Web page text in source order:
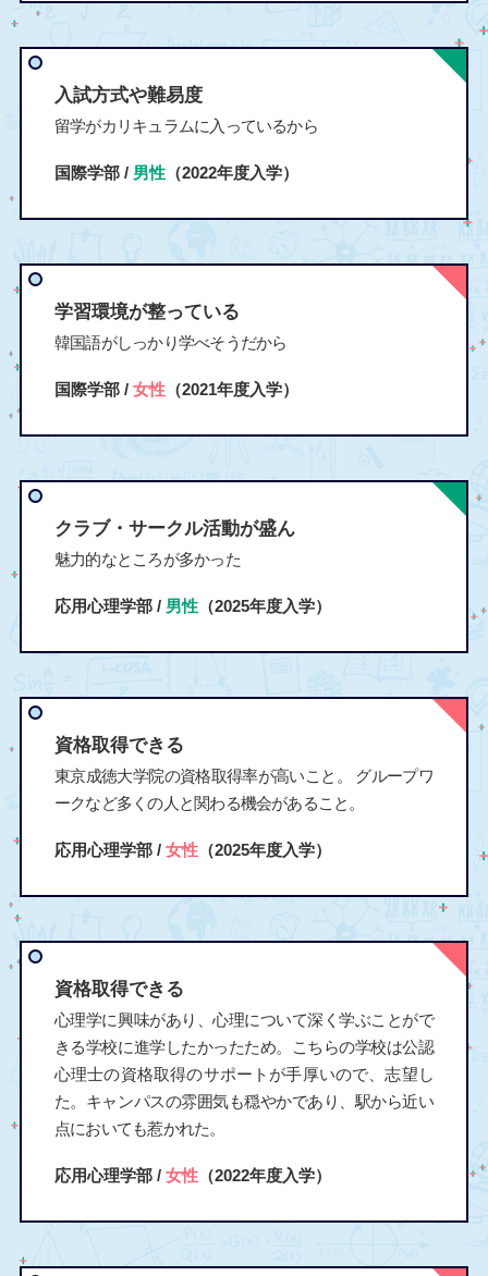
入試方式や難易度
留学がカリキュラムに入っているから
国際学部 / 男性（2022年度入学）
学習環境が整っている
韓国語がしっかり学べそうだから
国際学部 / 女性（2021年度入学）
クラブ・サークル活動が盛ん
魅力的なところが多かった
応用心理学部 / 男性（2025年度入学）
資格取得できる
東京成徳大学院の資格取得率が高いこと。 グループワ
ークなど多くの人と関わる機会があること。
応用心理学部 / 女性（2025年度入学）
資格取得できる
心理学に興味があり、心理について深く学ぶことがで
きる学校に進学したかったため。こちらの学校は公認
心理士の資格取得のサポートが手厚いので、志望し
た。キャンパスの雰囲気も穏やかであり、駅から近い
点においても惹かれた。
応用心理学部 / 女性（2022年度入学）